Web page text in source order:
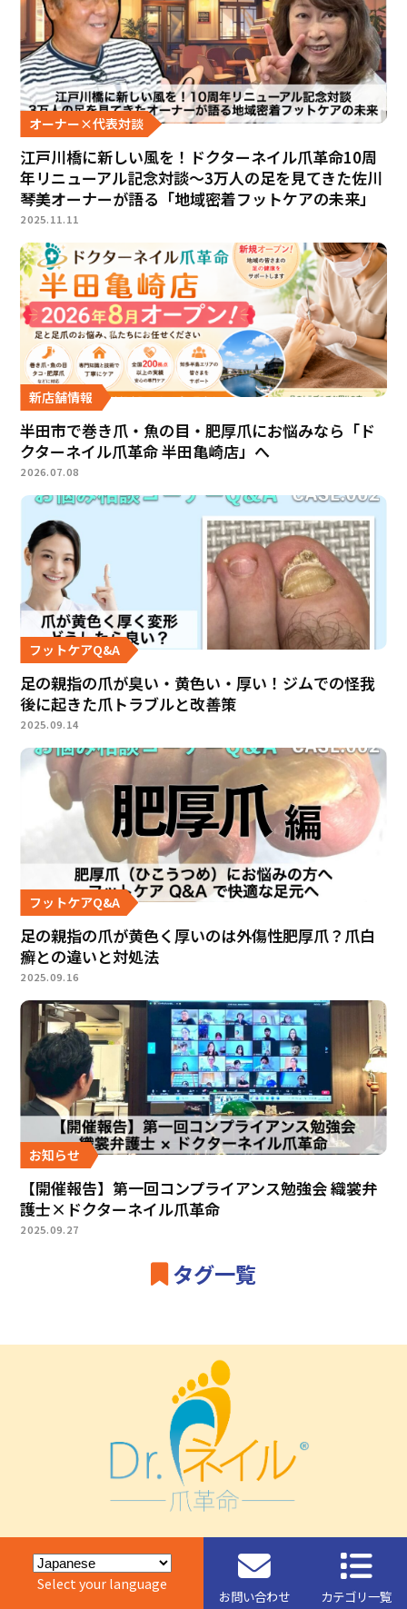
オーナー×代表対談
江戸川橋に新しい風を！ドクターネイル爪革命10周
年リニューアル記念対談〜3万人の足を見てきた佐川
琴美オーナーが語る「地域密着フットケアの未来」
2025.11.11
新店舗情報
半田市で巻き爪・魚の目・肥厚爪にお悩みなら「ド
クターネイル爪革命 半田亀崎店」へ
2026.07.08
フットケアQ&A
足の親指の爪が臭い・黄色い・厚い！ジムでの怪我
後に起きた爪トラブルと改善策
2025.09.14
フットケアQ&A
足の親指の爪が黄色く厚いのは外傷性肥厚爪？爪白
癬との違いと対処法
2025.09.16
お知らせ
【開催報告】第一回コンプライアンス勉強会 織裳弁
護士×ドクターネイル爪革命
2025.09.27
タグ一覧
Select your language
お問い合わせ カテゴリ一覧